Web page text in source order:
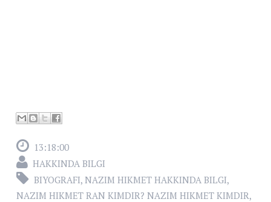
13:18:00
HAKKINDA BILGI
BIYOGRAFI, NAZIM HIKMET HAKKINDA BILGI,
NAZIM HIKMET RAN KIMDIR? NAZIM HIKMET KIMDIR,